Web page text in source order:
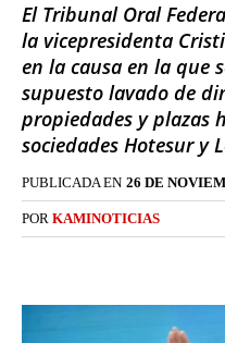
El Tribunal Oral
la vicepresidenta
en la causa en la que
supuesto lavado de
propiedades y plazas
sociedades Hotesur y
PUBLICADA EN 26 DE
POR KAMINOTICIAS